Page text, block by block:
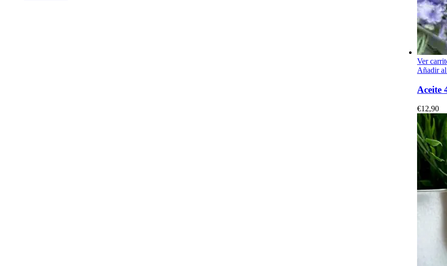
Ver
Añadir
Aceite
€12,90